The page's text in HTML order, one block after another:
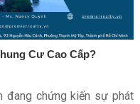
Cư Cao Cấp?
đang chứng kiến sự phát